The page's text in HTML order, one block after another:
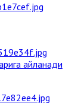
айланади